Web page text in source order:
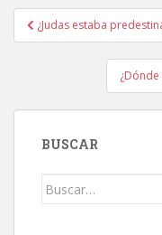
Navegación
de
entradas
¿Judas estaba
BUSCAR
Buscar: